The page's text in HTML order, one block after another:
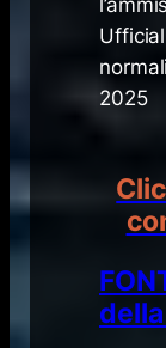
2025